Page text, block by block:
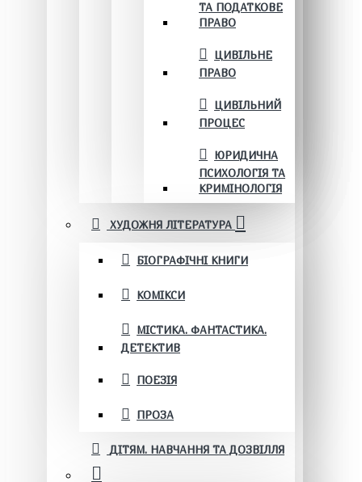
ТА ПОДАТКОВЕ
ПРАВО
ЦИВІЛЬНЕ
ПРАВО
ЦИВІЛЬНИЙ
ПРОЦЕС
ЮРИДИЧНА
ПСИХОЛОГІЯ ТА
КРИМІНОЛОГІЯ
ХУДОЖНЯ ЛІТЕРАТУРА
БІОГРАФІЧНІ КНИГИ
КОМІКСИ
МІСТИКА. ФАНТАСТИКА.
ДЕТЕКТИВ
ПОЕЗІЯ
ПРОЗА
ДІТЯМ. НАВЧАННЯ ТА ДОЗВІЛЛЯ